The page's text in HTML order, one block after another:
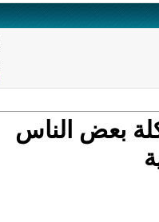
بعض الناس